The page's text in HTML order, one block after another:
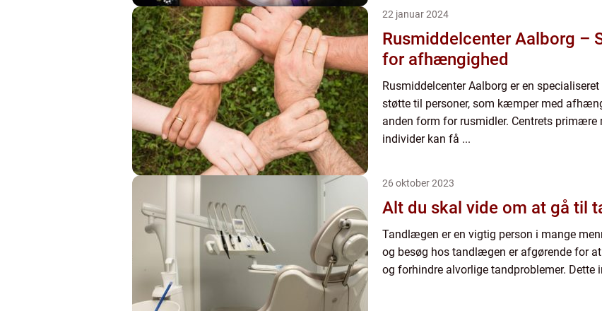
22 januar 2024
Rusmiddelcenter Aalborg –
for afhængighed
Rusmiddelcenter Aalborg er en
støtte til personer, som kæmper med
anden form for rusmidler. Centrets
individer kan få ...
26 oktober 2023
Alt du skal vide om at gå til
Tandlægen er en vigtig person i mange
og besøg hos tandlægen er afgørende for
og forhindre alvorlige tandproblemer. Dette